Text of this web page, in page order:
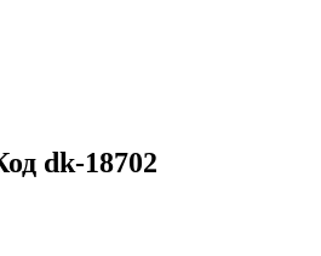
dk-18702